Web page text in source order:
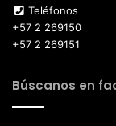
Teléfonos
+57 2 269150
+57 2 269151
Búscanos en